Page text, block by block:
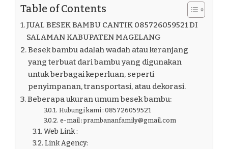
085726059521
KABUPATEN
MAGELANG
Table of Contents
JUAL BESEK BAMBU CANTIK 085726059521 DI
SALAMAN KABUPATEN MAGELANG
Besek bambu adalah wadah atau keranjang
yang terbuat dari bambu yang digunakan
untuk berbagai keperluan, seperti
penyimpanan, transportasi, atau dekorasi.
Beberapa ukuran umum besek bambu:
Hubungi kami : 085726059521
e-mail : prambananfamily@gmail.com
Web Link :
Link Agency: